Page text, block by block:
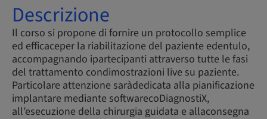
Descrizione
Il corso si propone di fornire un protocollo semplice
ed efficaceper la riabilitazione del paziente edentulo,
accompagnando ipartecipanti attraverso tutte le fasi
del trattamento condimostrazioni live su paziente.
Particolare attenzione saràdedicata alla pianificazione
implantare mediante softwarecoDiagnostiX,
all’esecuzione della chirurgia guidata e allaconsegna